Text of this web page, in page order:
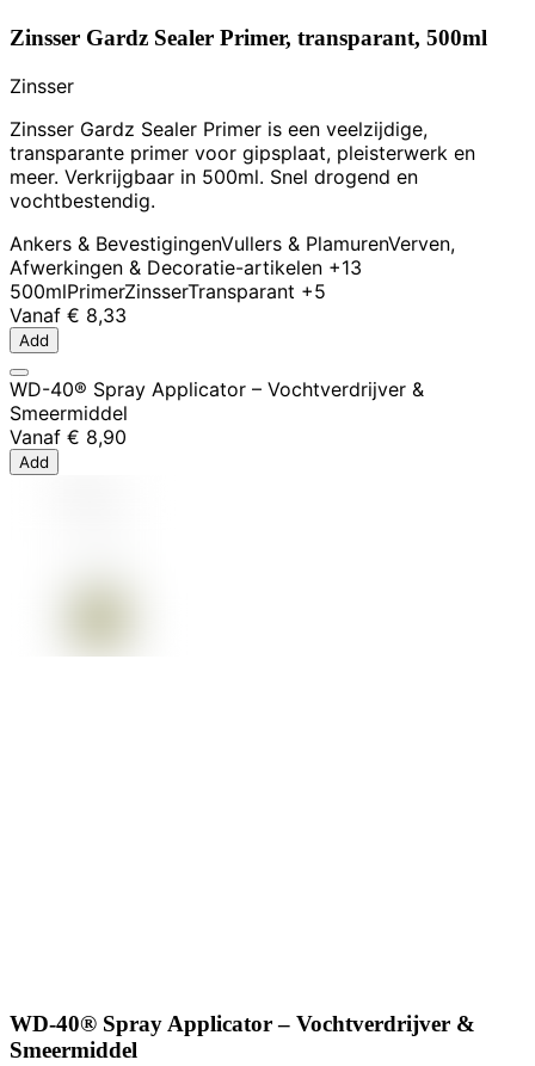
Zinsser Gardz Sealer Primer, transparant, 500ml
Zinsser
Zinsser Gardz Sealer Primer is een veelzijdige,
transparante primer voor gipsplaat, pleisterwerk en
meer. Verkrijgbaar in 500ml. Snel drogend en
vochtbestendig.
Ankers & BevestigingenVullers & PlamurenVerven,
Afwerkingen & Decoratie-artikelen +13
500mlPrimerZinsserTransparant +5
Vanaf € 8,33
Add
WD-40® Spray Applicator – Vochtverdrijver &
Smeermiddel
Vanaf € 8,90
Add
WD-40® Spray Applicator – Vochtverdrijver &
Smeermiddel